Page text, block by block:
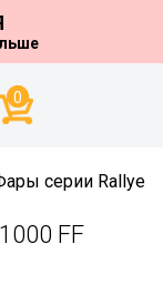
0
серии Rallye
FF